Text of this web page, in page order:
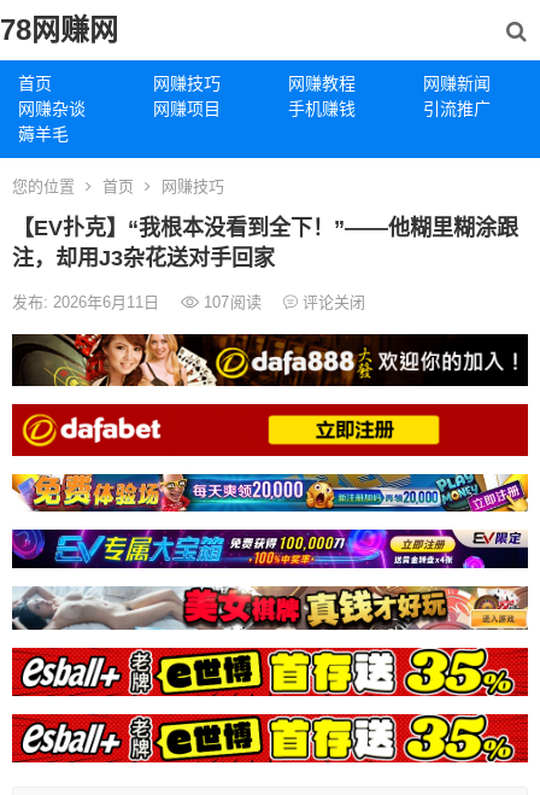
78网赚网
首页 网赚技巧 网赚教程
网赚新闻
网赚杂谈
网赚项目 手机赚钱
引流推广
薅羊毛
您的位置 首页 网赚技巧
【EV扑克】“我根本没看到全下！”——他糊里糊涂跟
注，却用J3杂花送对手回家
发布: 2026年6月11日 107阅读 评论关闭